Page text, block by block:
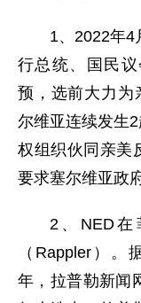
1、2022年4
行总统、国民
预，选前大力为
尔维亚连续发生
权组织伙同亲美
要求塞尔维亚政
2、NED在
（Rappler）。
年，拉普勒新闻